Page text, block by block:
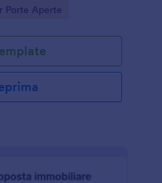
Porte Aperte